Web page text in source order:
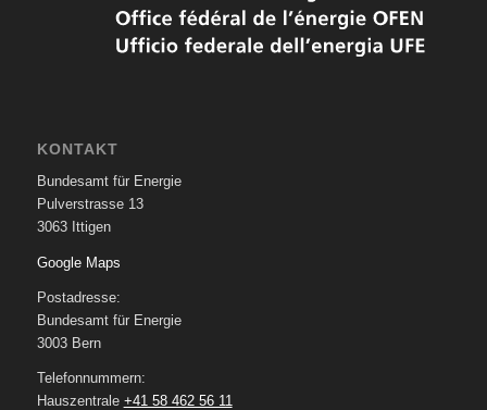
KONTAKT
Bundesamt für Energie
Pulverstrasse 13
3063 Ittigen
Google Maps
Postadresse:
Bundesamt für Energie
3003 Bern
Telefonnummern:
Hauszentrale +41 58 462 56 11